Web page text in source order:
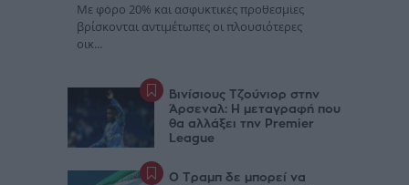
Με φόρο 20% και ασφυκτικές προθεσμίες
βρίσκονται αντιμέτωπες οι πλουσιότερες
οικ...
Βινίσιους Τζούνιορ στην
Άρσεναλ: Η μεταγραφή που
θα αλλάξει την Premier
League
Ο Τραμπ δε μπορεί να